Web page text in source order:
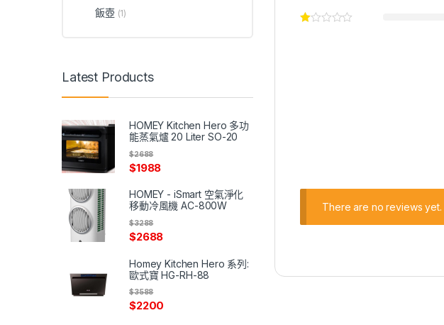
There are no reviews yet.
飯壺 (1)
Latest Products
HOMEY Kitchen Hero 多功
能蒸氣爐 20 Liter SO-20
$1988
$2688
HOMEY - iSmart 空氣淨化
移動冷風機 AC-800W
$2688
$3288
Homey Kitchen Hero 系列:
歐式寶 HG-RH-88
$2200
$3588